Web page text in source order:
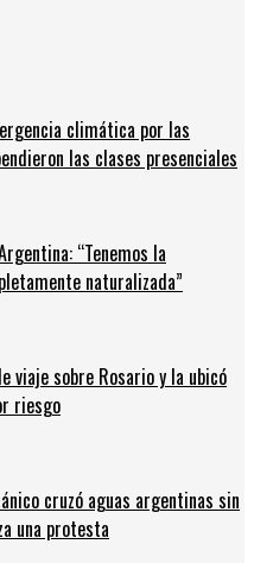
climática por las
las clases presenciales
“Tenemos la
naturalizada”
viaje sobre Rosario y la ubicó
riesgo
cruzó aguas argentinas sin
una protesta